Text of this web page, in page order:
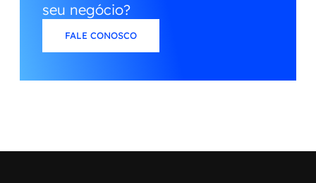
seu negócio?
FALE CONOSCO